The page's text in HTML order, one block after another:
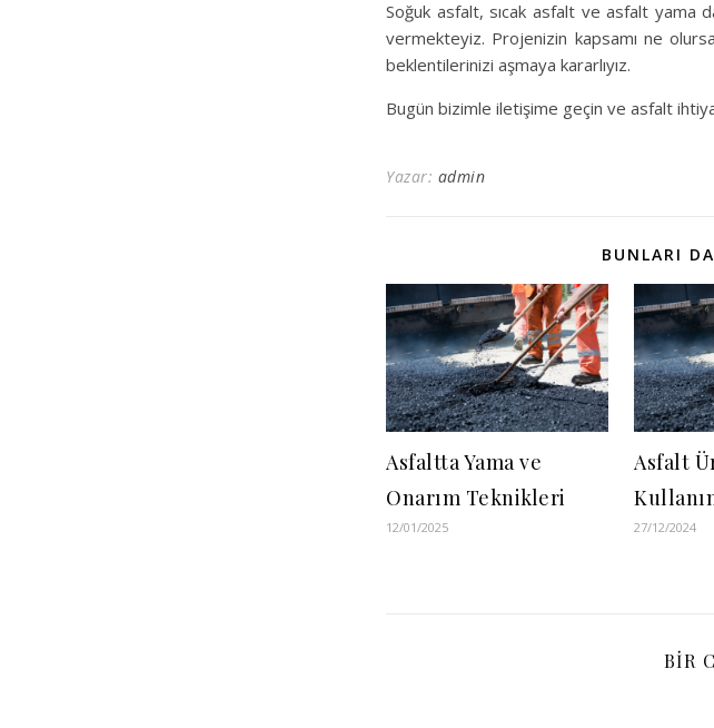
Soğuk asfalt, sıcak asfalt ve asfalt yama
vermekteyiz. Projenizin kapsamı ne
beklentilerinizi aşmaya kararlıyız.
Bugün bizimle iletişime geçin ve asfalt
Yazar: admin
BUNLARI
Asfaltta Yama ve
Onarım Teknikleri
12/01/2025
Asfalt
27/12/2024
BIR